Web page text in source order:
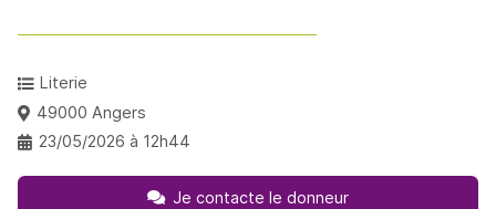
Literie
49000 Angers
23/05/2026 à 12h44
Je contacte le donneur